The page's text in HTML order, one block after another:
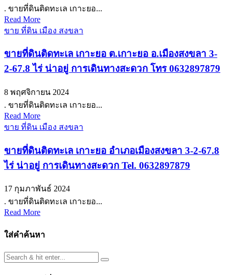
. ขายที่ดินติดทะเล เกาะยอ...
Read More
ขาย ที่ดิน เมือง สงขลา
ขายที่ดินติดทะเล เกาะยอ ต.เกาะยอ อ.เมืองสงขลา 3-
2-67.8 ไร่ น่าอยู่ การเดินทางสะดวก โทร 0632897879
8 พฤศจิกายน 2024
. ขายที่ดินติดทะเล เกาะยอ...
Read More
ขาย ที่ดิน เมือง สงขลา
ขายที่ดินติดทะเล เกาะยอ อำเภอเมืองสงขลา 3-2-67.8
ไร่ น่าอยู่ การเดินทางสะดวก Tel. 0632897879
17 กุมภาพันธ์ 2024
. ขายที่ดินติดทะเล เกาะยอ...
Read More
ใส่คำค้นหา